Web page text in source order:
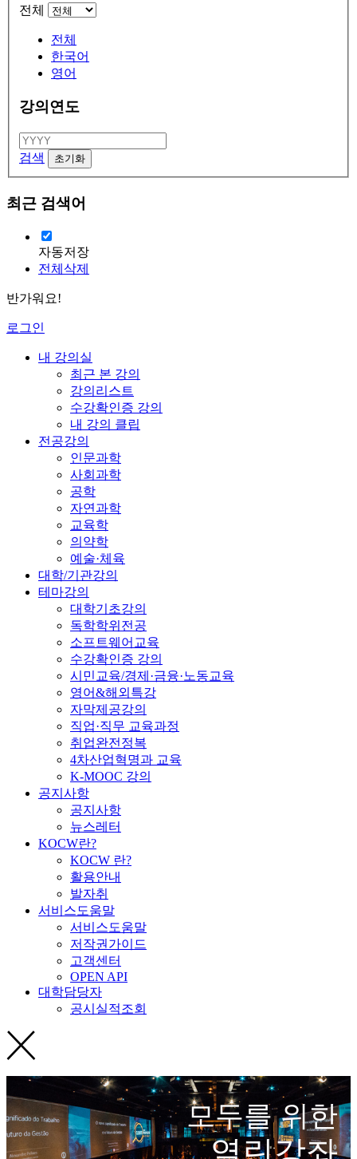
전체
전체
한국어
영어
강의연도
검색
최근 검색어
자동저장
전체삭제
반가워요!
로그인
내 강의실
최근 본 강의
강의리스트
수강확인증 강의
내 강의 클립
전공강의
인문과학
사회과학
공학
자연과학
교육학
의약학
예술·체육
대학/기관강의
테마강의
대학기초강의
독학학위전공
소프트웨어교육
수강확인증 강의
시민교육/경제·금융·노동교육
영어&해외특강
자막제공강의
직업·직무 교육과정
취업완전정복
4차산업혁명과 교육
K-MOOC 강의
공지사항
공지사항
뉴스레터
KOCW란?
KOCW 란?
활용안내
발자취
서비스도움말
서비스도움말
저작권가이드
고객센터
OPEN API
대학담당자
공시실적조회
모두를 위한